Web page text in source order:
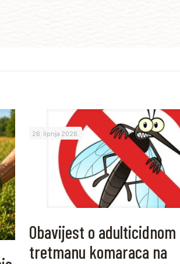
26. lipnja 2026.
Obavijest o adulticidnom
tretmanu komaraca na